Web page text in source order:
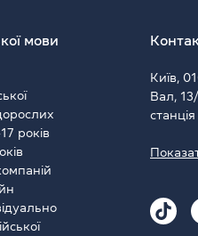
мови
років
Київ,
Вал,